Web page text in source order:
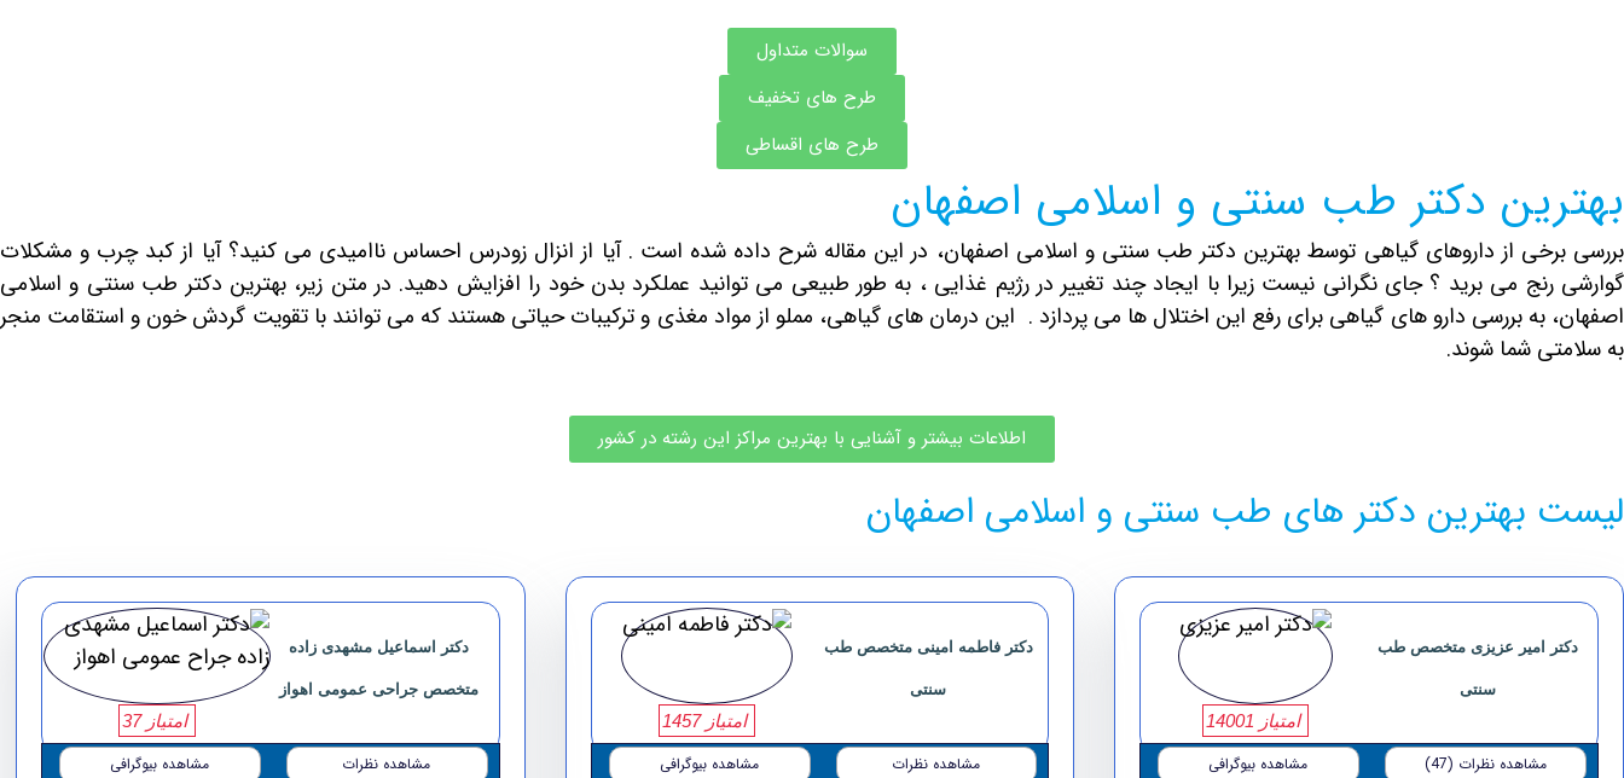
سوالات متداول
طرح های تخفیف
طرح های اقساطی
بهترین دکتر طب سنتی و اسلامی اصفهان
بررسی برخی از داروهای گیاهی توسط بهترین دکتر طب سنتی و اسلامی اصفهان، در این مقاله شرح داده شده است . آیا از انزال زودرس احساس ناامیدی می کنید؟ آیا از کبد چرب و مشکلات
گوارشی رنج می برید ؟ جای نگرانی نیست زیرا با ایجاد چند تغییر در رژیم غذایی ، به طور طبیعی می توانید عملکرد بدن خود را افزایش دهید. در متن زیر، بهترین دکتر طب سنتی و اسلامی
اصفهان، به بررسی دارو های گیاهی برای رفع این اختلال ها می پردازد . این درمان های گیاهی، مملو از مواد مغذی و ترکیبات حیاتی هستند که می توانند با تقویت گردش خون و استقامت منجر
به سلامتی شما شوند.
اطلاعات بیشتر و آشنایی با بهترین مراکز این رشته در کشور
لیست بهترین دکتر های طب سنتی و اسلامی اصفهان
دکتر امیر عزیزی متخصص طب
سنتی
امتیاز 14001
مشاهده نظرات (47) مشاهده بیوگرافی
دکتر فاطمه امینی متخصص طب
سنتی
امتیاز 1457
مشاهده نظرات مشاهده بیوگرافی
دکتر اسماعیل مشهدی زاده
متخصص جراحی عمومی اهواز
امتیاز 37
مشاهده نظرات مشاهده بیوگرافی